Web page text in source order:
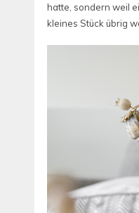
hatte, sondern weil
kleines Stück übrig